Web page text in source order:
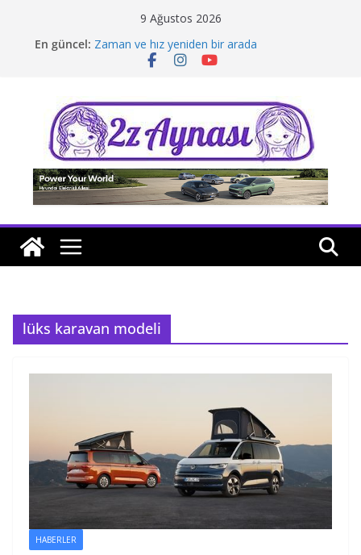
9 Ağustos 2026
En güncel: Zaman ve hız yeniden bir arada
Borusan Next Bodrum’da açıldı
Tatil rotasında test sürüşü
lüks karavan modeli
HABERLER